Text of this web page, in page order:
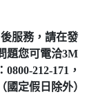
服務，請在發
題您可電洽3M
212-171，
定假日除外）